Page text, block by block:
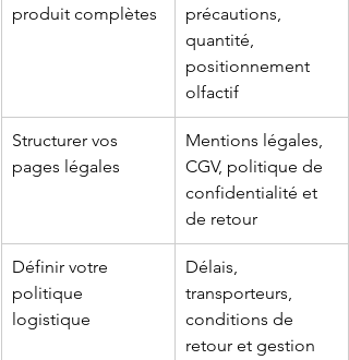
produit complètes
précautions,
quantité,
positionnement
olfactif
Structurer vos
pages légales
Mentions légales,
CGV, politique de
confidentialité et
de retour
Définir votre
politique
logistique
Délais,
transporteurs,
conditions de
retour et gestion